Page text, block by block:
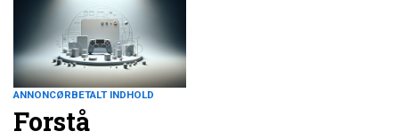
ANNONCØRBETALT INDHOLD
Forstå